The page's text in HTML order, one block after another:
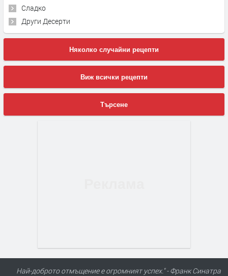
Сладко
Други Десерти
Няколко случайни рецепти
Виж всички рецепти
Търсене
Най-доброто отмъщение е огромният успех." - Франк Синатра